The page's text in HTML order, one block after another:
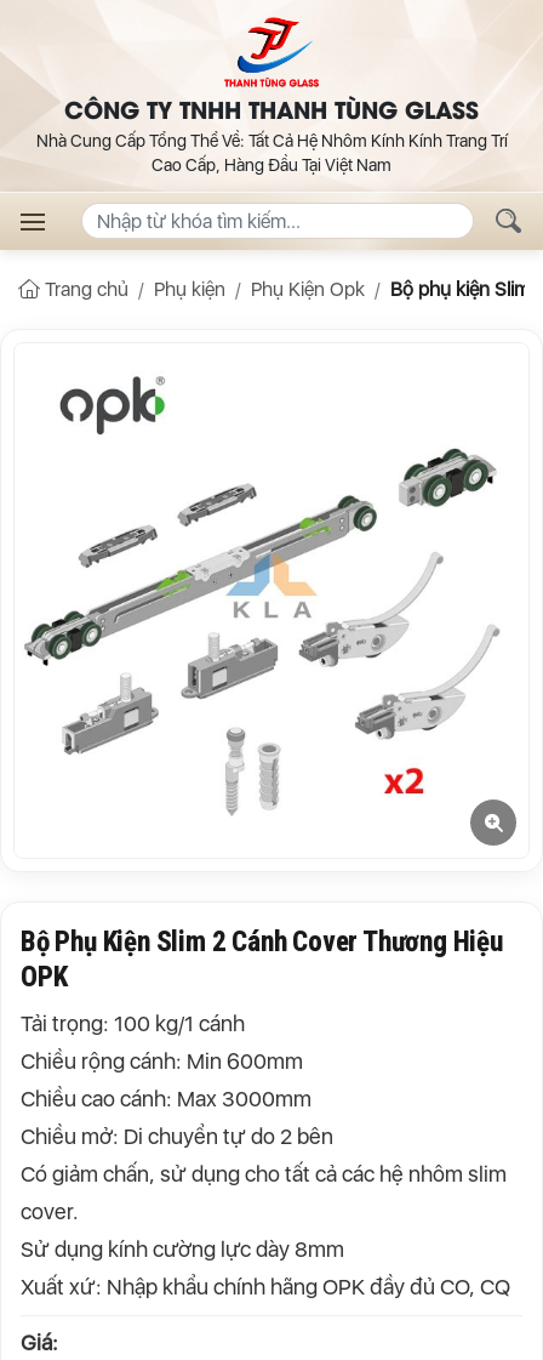
CÔNG TY TNHH THANH TÙNG GLASS
Nhà Cung Cấp Tổng Thể Về: Tất Cả Hệ Nhôm Kính Kính Trang Trí
Cao Cấp, Hàng Đầu Tại Việt Nam
Trang chủ Phụ kiện Phụ Kiện Opk Bộ phụ kiện Slim
Bộ Phụ Kiện Slim 2 Cánh Cover Thương Hiệu
OPK
Tải trọng: 100 kg/1 cánh
Chiều rộng cánh: Min 600mm
Chiều cao cánh: Max 3000mm
Chiều mở: Di chuyển tự do 2 bên
Có giảm chấn, sử dụng cho tất cả các hệ nhôm slim
cover.
Sử dụng kính cường lực dày 8mm
Xuất xứ: Nhập khẩu chính hãng OPK đầy đủ CO, CQ
Giá: